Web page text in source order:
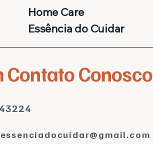
Home Care
Essência do Cuidar
Contato Conosco